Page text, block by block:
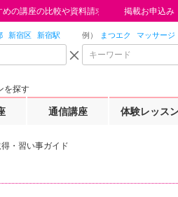
の講座の比較や資料請求はこちらから
新宿区 新宿駅 例） まつエク マッサージ
を探す
通信講座 体験レッス
掲載お申込み
・習い事ガイド